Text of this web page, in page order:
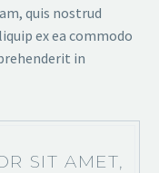
quis nostrud
ex ea commodo
in
SIT AMET,